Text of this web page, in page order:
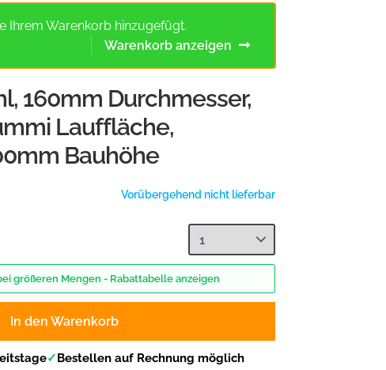
Ihrem Warenkorb hinzugefügt.
Warenkorb anzeigen
160mm Durchmesser,
Lauffläche,
Bauhöhe
Vorübergehend nicht lieferbar
größeren Mengen - Rabattabelle anzeigen
In den Warenkorb
✓ Bestellen auf Rechnung möglich